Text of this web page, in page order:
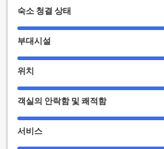
제공하여 여행객들에게 즐거운 시간을
는 다양한 상점들이 있어 쇼핑을 즐길
에서 휴식을 취할 수도 있습니다.
시티허브 호텔은 탁 트인 수영장과 자
을 즐기기에 최적의 장소입니다. 또한,
을 즐기거나 스파에서 마사지를 받으며
니다.
또한, 호텔 내에서는 다양한 엔터테인
가 개최되어 고객들에게 즐거운 시간
호텔 @자고안 마젤랑에서는 풍부한
편안하고 즐거운 숙박 경험을 제공합니
숙소 청결 상태
부대시설
위치
객실의 안락함 및 쾌적함
서비스